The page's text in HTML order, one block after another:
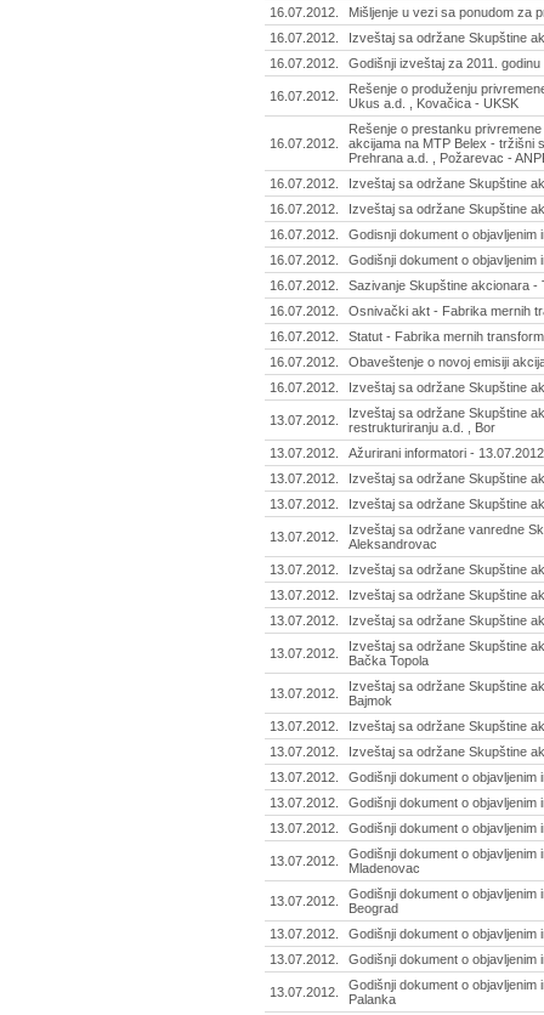
16.07.2012.
Mišljenje u vezi sa ponudom za
16.07.2012.
Izveštaj sa održane Skupštine
16.07.2012.
Godišnji izveštaj za 2011.
16.07.2012.
Rešenje o produženju
Ukus a.d. , Kovačica - UKSK
16.07.2012.
Rešenje o prestanku
akcijama na MTP Belex - tržišni
Prehrana a.d. , Požarevac -
16.07.2012.
Izveštaj sa održane Skupštine
16.07.2012.
Izveštaj sa održane Skupštine
16.07.2012.
Godisnji dokument o
16.07.2012.
Godišnji dokument o
16.07.2012.
Sazivanje Skupštine akcionara -
16.07.2012.
Osnivački akt - Fabrika mernih
16.07.2012.
Statut - Fabrika mernih
16.07.2012.
Obaveštenje o novoj emisiji
16.07.2012.
Izveštaj sa održane Skupštine
13.07.2012.
Izveštaj sa održane Skupštine
restrukturiranju a.d. , Bor
13.07.2012.
Ažurirani informatori - 13.07.2012
13.07.2012.
Izveštaj sa održane Skupštine
13.07.2012.
Izveštaj sa održane Skupštine
13.07.2012.
Izveštaj sa održane vanredne
Aleksandrovac
13.07.2012.
Izveštaj sa održane Skupštine
13.07.2012.
Izveštaj sa održane Skupštine
13.07.2012.
Izveštaj sa održane Skupštine
13.07.2012.
Izveštaj sa održane Skupštine
Bačka Topola
13.07.2012.
Izveštaj sa održane Skupštine
Bajmok
13.07.2012.
Izveštaj sa održane Skupštine
13.07.2012.
Izveštaj sa održane Skupštine
13.07.2012.
Godišnji dokument o objavljenim
13.07.2012.
Godišnji dokument o objavljenim
13.07.2012.
Godišnji dokument o objavljenim
13.07.2012.
Godišnji dokument o objavljenim
Mladenovac
13.07.2012.
Godišnji dokument o objavljenim
Beograd
13.07.2012.
Godišnji dokument o objavljenim
13.07.2012.
Godišnji dokument o
13.07.2012.
Godišnji dokument o
Palanka